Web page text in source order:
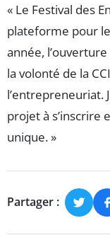
« Le Festival des
plateforme pour
année,
la volonté de la
l’entrepreneuriat.
projet à s’inscrire
unique. »
Partager :